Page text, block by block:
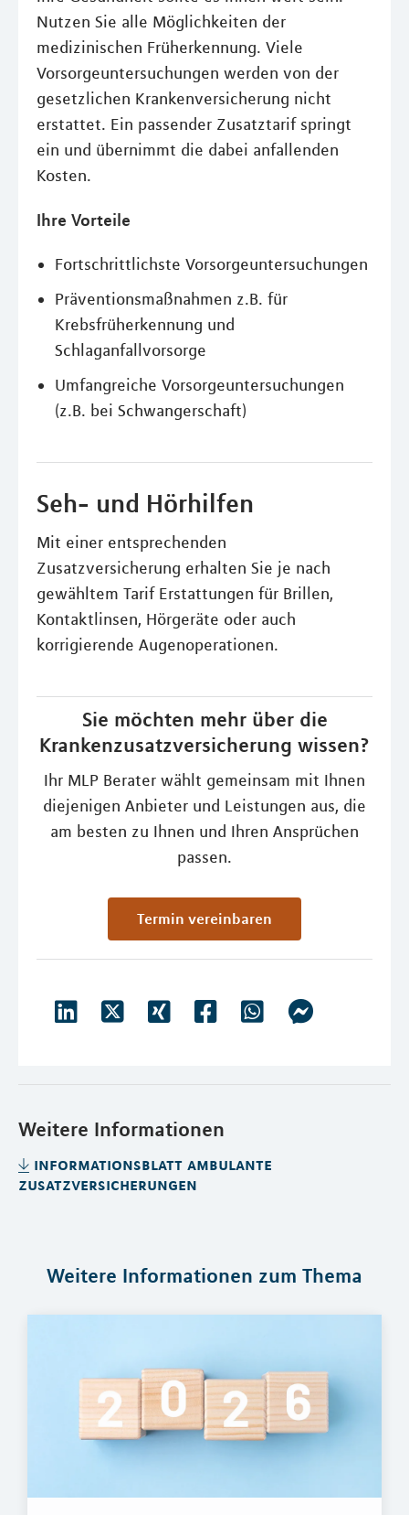
Nutzen Sie alle Möglichkeiten der
medizinischen Früherkennung. Viele
Vorsorgeuntersuchungen werden von der
gesetzlichen Krankenversicherung nicht
erstattet. Ein passender Zusatztarif springt
ein und übernimmt die dabei anfallenden
Kosten.
Ihre Vorteile
Fortschrittlichste Vorsorgeuntersuchungen
Präventionsmaßnahmen z.B. für
Krebsfrüherkennung und
Schlaganfallvorsorge
Umfangreiche Vorsorgeuntersuchungen
(z.B. bei Schwangerschaft)
Seh- und Hörhilfen
Mit einer entsprechenden
Zusatzversicherung erhalten Sie je nach
gewähltem Tarif Erstattungen für Brillen,
Kontaktlinsen, Hörgeräte oder auch
korrigierende Augenoperationen.
Sie möchten mehr über die
Krankenzusatzversicherung wissen?
Ihr MLP Berater wählt gemeinsam mit Ihnen
diejenigen Anbieter und Leistungen aus, die
am besten zu Ihnen und Ihren Ansprüchen
passen.
Termin vereinbaren
Weitere Informationen
informationsblatt ambulante
zusatzversicherungen
Weitere Informationen zum Thema